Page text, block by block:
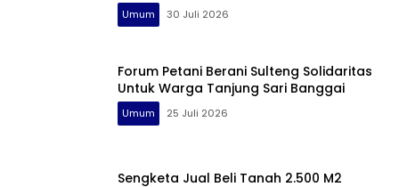
Umum 30 Juli 2026
Forum Petani Berani Sulteng Solidaritas
Untuk Warga Tanjung Sari Banggai
Umum 25 Juli 2026
Sengketa Jual Beli Tanah 2.500 M2